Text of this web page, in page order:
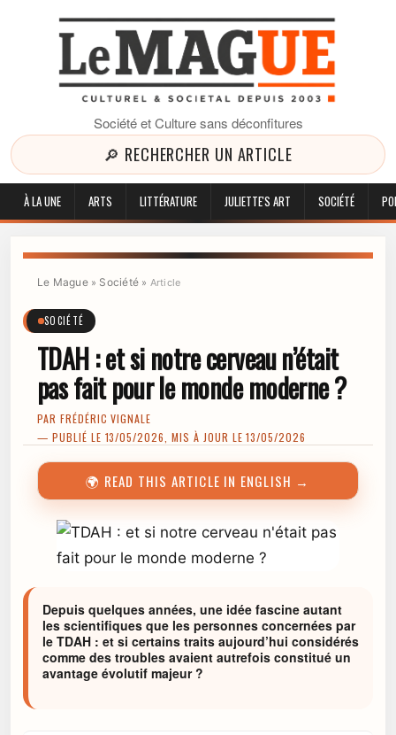
Société et Culture sans déconfitures
🔎 RECHERCHER UN ARTICLE
À LA UNE ARTS LITTÉRATURE JULIETTE'S ART SOCIÉTÉ
Le Mague» Société» Article
SOCIÉTÉ
TDAH : et si notre cerveau n’était
pas fait pour le monde moderne ?
PAR FRÉDÉRIC VIGNALE
— PUBLIÉ LE 13/05/2026, MIS À JOUR LE 13/05/2026
🌍 READ THIS ARTICLE IN ENGLISH →
Depuis quelques années, une idée fascine autant
les scientifiques que les personnes concernées par
le TDAH : et si certains traits aujourd’hui considérés
comme des troubles avaient autrefois constitué un
avantage évolutif majeur ?